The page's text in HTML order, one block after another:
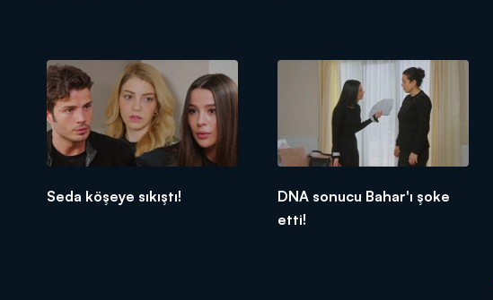
Seda köşeye sıkıştı!
DNA sonucu Bahar'ı şoke
etti!